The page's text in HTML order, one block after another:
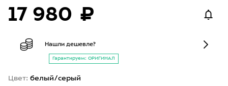
17 980 ₽
Нашли дешевле?
Гарантируем: ОРИГИНАЛ
Цвет: белый/серый